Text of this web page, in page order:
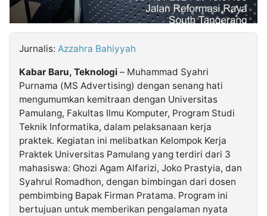
2026
Media
Holding
Jurnalis: Azzahra Bahiyyah
Kabar Baru, Teknologi – Muhammad Syahri
Purnama (MS Advertising) dengan senang hati
mengumumkan kemitraan dengan Universitas
Pamulang, Fakultas Ilmu Komputer, Program Studi
Teknik Informatika, dalam pelaksanaan kerja
praktek. Kegiatan ini melibatkan Kelompok Kerja
Praktek Universitas Pamulang yang terdiri dari 3
mahasiswa: Ghozi Agam Alfarizi, Joko Prastyia, dan
Syahrul Romadhon, dengan bimbingan dari dosen
pembimbing Bapak Firman Pratama. Program ini
bertujuan untuk memberikan pengalaman nyata